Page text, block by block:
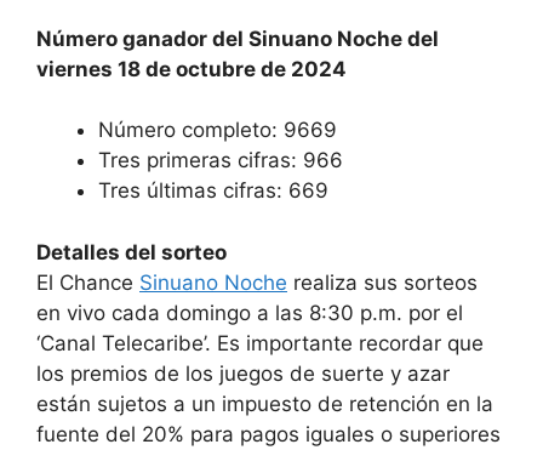
Número ganador del Sinuano Noche del
viernes 18 de octubre de 2024
Número completo: 9669
Tres primeras cifras: 966
Tres últimas cifras: 669
Detalles del sorteo
El Chance Sinuano Noche realiza sus sorteos
en vivo cada domingo a las 8:30 p.m. por el
‘Canal Telecaribe’. Es importante recordar que
los premios de los juegos de suerte y azar
están sujetos a un impuesto de retención en la
fuente del 20% para pagos iguales o superiores